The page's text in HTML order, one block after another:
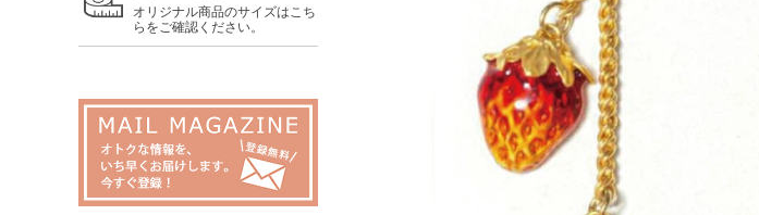
オリジナル商品のサイズはこち
らをご確認ください。